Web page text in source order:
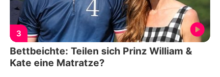
3
Bettbeichte: Teilen sich Prinz William &
Kate eine Matratze?